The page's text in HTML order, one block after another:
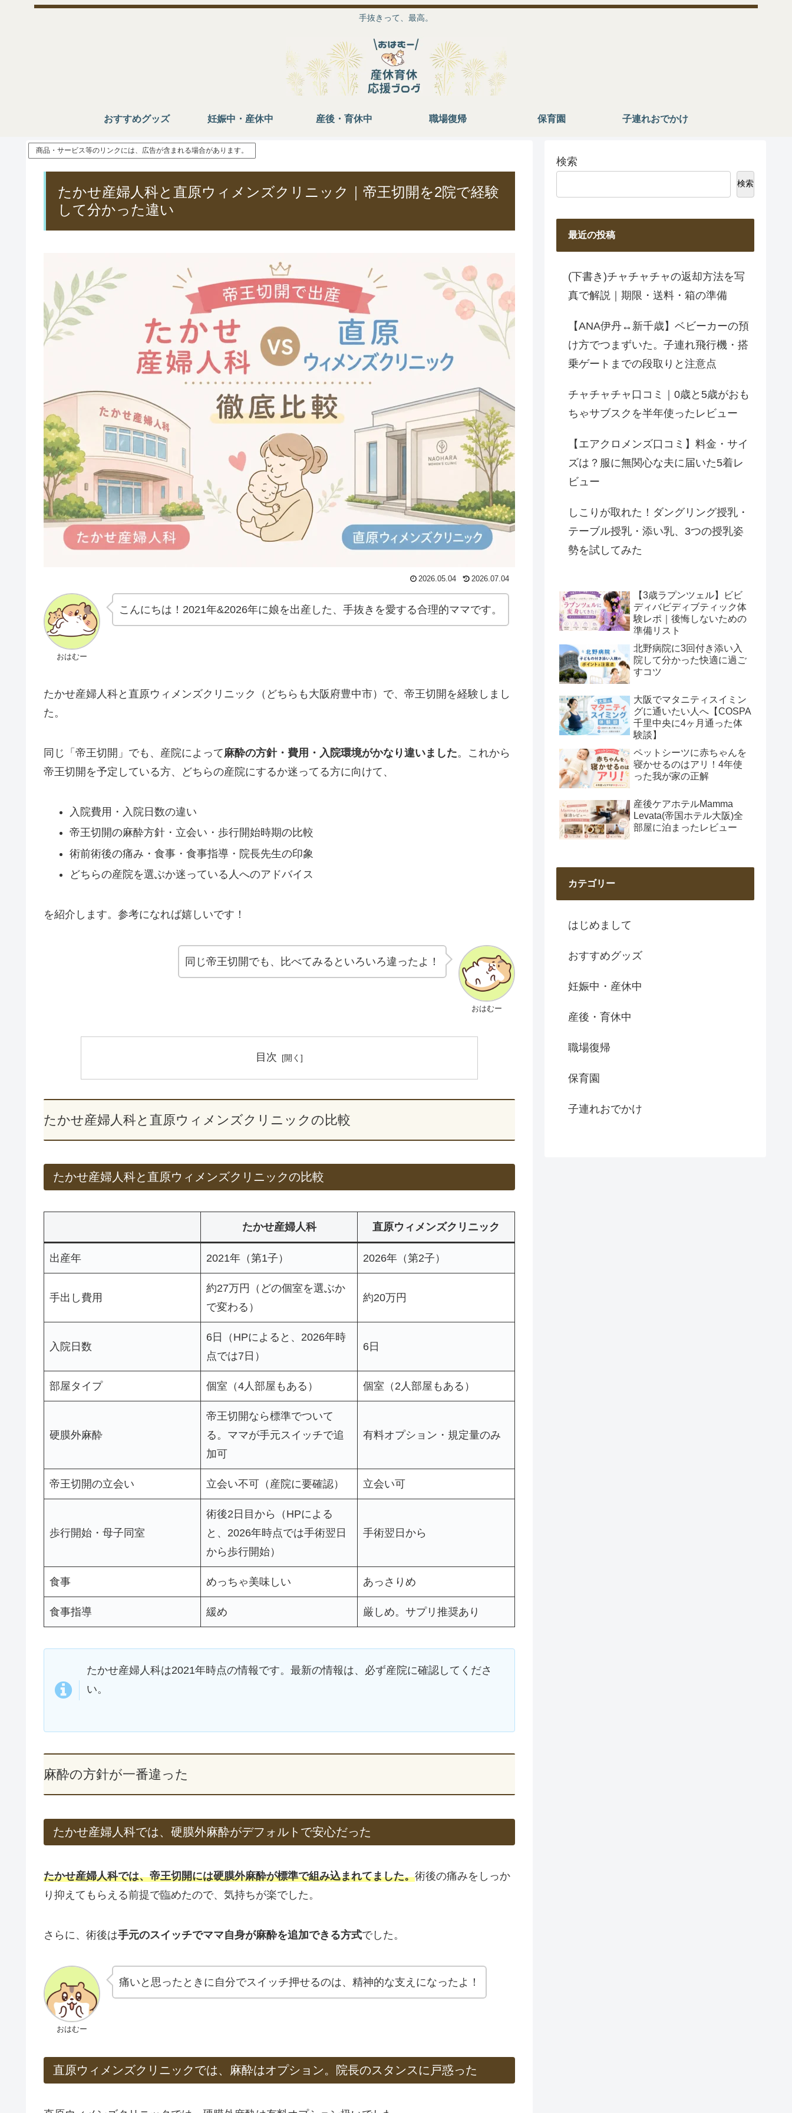
手抜きって、最高。
おすすめグッズ 妊娠中・産休中 産後・育休中 職場復帰 保育園 子連れおでかけ
商品・サービス等のリンクには、広告が含まれる場合があります。
たかせ産婦人科と直原ウィメンズクリニック｜帝王切開を2院で経験
して分かった違い
2026.05.04 2026.07.04
おはむー
こんにちは！2021年&2026年に娘を出産した、手抜きを愛する合理的ママです。
たかせ産婦人科と直原ウィメンズクリニック（どちらも大阪府豊中市）で、帝王切開を経験しまし
た。
同じ「帝王切開」でも、産院によって麻酔の方針・費用・入院環境がかなり違いました。これから
帝王切開を予定している方、どちらの産院にするか迷ってる方に向けて、
入院費用・入院日数の違い
帝王切開の麻酔方針・立会い・歩行開始時期の比較
術前術後の痛み・食事・食事指導・院長先生の印象
どちらの産院を選ぶか迷っている人へのアドバイス
を紹介します。参考になれば嬉しいです！
おはむー
同じ帝王切開でも、比べてみるといろいろ違ったよ！
目次
たかせ産婦人科と直原ウィメンズクリニックの比較
たかせ産婦人科と直原ウィメンズクリニックの比較
たかせ産婦人科 直原ウィメンズクリニック
出産年 2021年（第1子） 2026年（第2子）
手出し費用
約27万円（どの個室を選ぶか
で変わる）
約20万円
入院日数
6日（HPによると、2026年時
点では7日）
6日
部屋タイプ 個室（4人部屋もある） 個室（2人部屋もある）
硬膜外麻酔
帝王切開なら標準でついて
る。ママが手元スイッチで追
加可
有料オプション・規定量のみ
帝王切開の立会い 立会い不可（産院に要確認） 立会い可
歩行開始・母子同室
術後2日目から（HPによる
と、2026年時点では手術翌日
から歩行開始）
手術翌日から
食事 めっちゃ美味しい あっさりめ
食事指導 緩め 厳しめ。サプリ推奨あり
たかせ産婦人科は2021年時点の情報です。最新の情報は、必ず産院に確認してくださ
い。
麻酔の方針が一番違った
たかせ産婦人科では、硬膜外麻酔がデフォルトで安心だった
たかせ産婦人科では、帝王切開には硬膜外麻酔が標準で組み込まれてました。術後の痛みをしっか
り抑えてもらえる前提で臨めたので、気持ちが楽でした。
さらに、術後は手元のスイッチでママ自身が麻酔を追加できる方式でした。
おはむー
痛いと思ったときに自分でスイッチ押せるのは、精神的な支えになったよ！
直原ウィメンズクリニックでは、麻酔はオプション。院長のスタンスに戸惑った
検索
検索
最近の投稿
(下書き)チャチャチャの返却方法を写
真で解説｜期限・送料・箱の準備
【ANA伊丹↔︎新千歳】ベビーカーの預
け方でつまずいた。子連れ飛行機・搭
乗ゲートまでの段取りと注意点
チャチャチャ口コミ｜0歳と5歳がおも
ちゃサブスクを半年使ったレビュー
【エアクロメンズ口コミ】料金・サイ
ズは？服に無関心な夫に届いた5着レ
ビュー
しこりが取れた！ダングリング授乳・
テーブル授乳・添い乳、3つの授乳姿
勢を試してみた
【3歳ラプンツェル】ビビ
ディバビディブティック体
験レポ｜後悔しないための
準備リスト
北野病院に3回付き添い入
院して分かった快適に過ご
すコツ
大阪でマタニティスイミン
グに通いたい人へ【COSPA
千里中央に4ヶ月通った体
験談】
ペットシーツに赤ちゃんを
寝かせるのはアリ！4年使
った我が家の正解
産後ケアホテルMamma
Levata(帝国ホテル大阪)全
部屋に泊まったレビュー
カテゴリー
はじめまして
おすすめグッズ
妊娠中・産休中
産後・育休中
職場復帰
保育園
子連れおでかけ